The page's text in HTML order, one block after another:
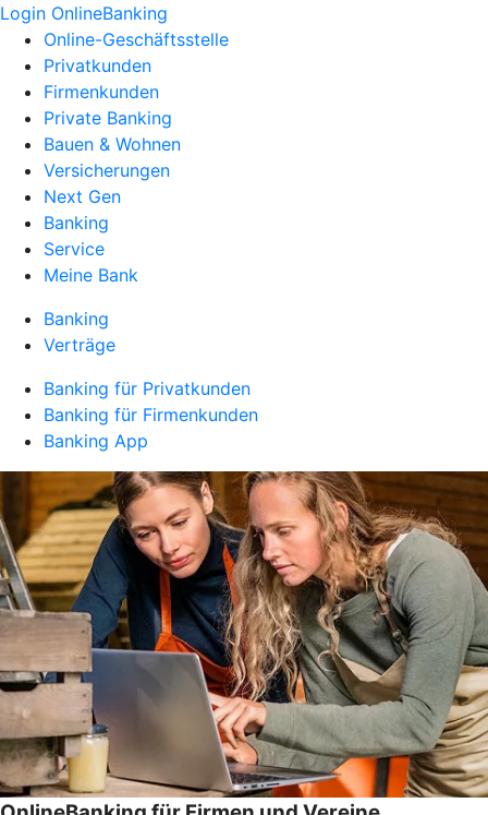
Login OnlineBanking
Online-Geschäftsstelle
Privatkunden
Firmenkunden
Private Banking
Bauen & Wohnen
Versicherungen
Next Gen
Banking
Service
Meine Bank
Banking
Verträge
Banking für Privatkunden
Banking für Firmenkunden
Banking App